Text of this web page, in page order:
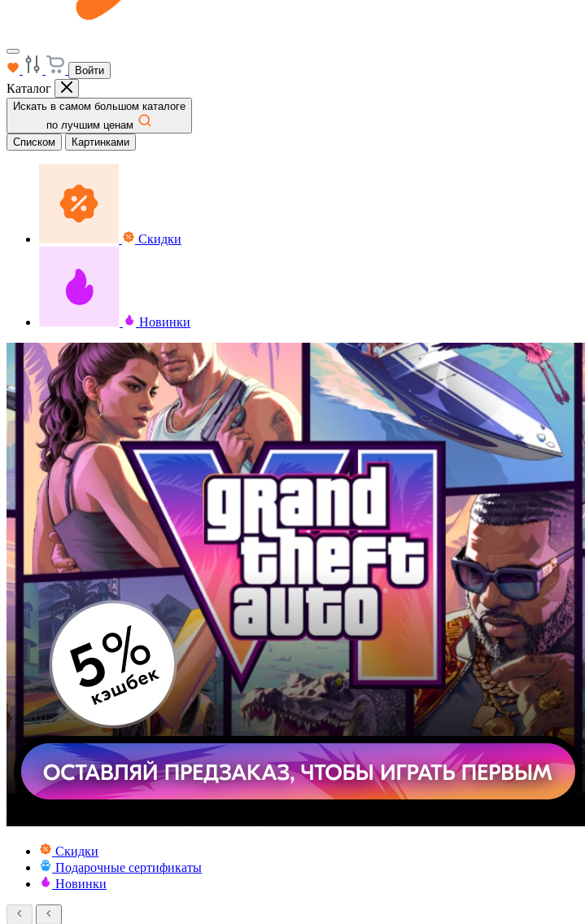
Войти
Каталог
Искать в самом большом каталоге
по лучшим ценам
Списком
Картинками
Скидки
Новинки
Скидки
Подарочные сертификаты
Новинки